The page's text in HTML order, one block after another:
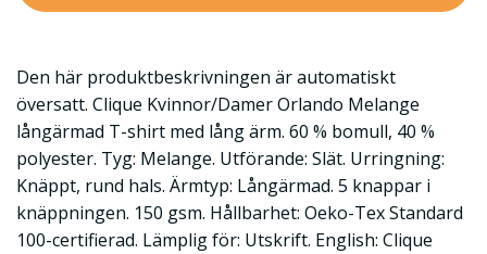
Den här produktbeskrivningen är automatiskt
översatt. Clique Kvinnor/Damer Orlando Melange
långärmad T-shirt med lång ärm. 60 % bomull, 40 %
polyester. Tyg: Melange. Utförande: Slät. Urringning:
Knäppt, rund hals. Ärmtyp: Långärmad. 5 knappar i
knäppningen. 150 gsm. Hållbarhet: Oeko-Tex Standard
100-certifierad. Lämplig för: Utskrift. English: Clique